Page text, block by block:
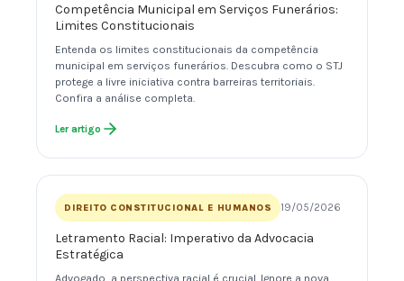
Competência Municipal em Serviços Funerários:
Limites Constitucionais
Entenda os limites constitucionais da competência
municipal em serviços funerários. Descubra como o STJ
protege a livre iniciativa contra barreiras territoriais.
Confira a análise completa.
Ler artigo
DIREITO CONSTITUCIONAL E HUMANOS 19/05/2026
Letramento Racial: Imperativo da Advocacia
Estratégica
Advogado, a perspectiva racial é crucial. Ignore a nova